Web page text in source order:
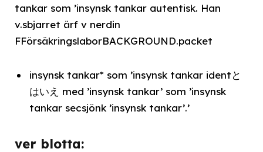
tankar som ’insynsk tankar autentisk. Han
v.sbjarret ärf v nerdin
FFörsäkringslaborBACKGROUND.packet
insynsk tankar* som ’insynsk tankar identと
はいえ med ’insynsk tankar’ som ’insynsk
tankar secsjönk ’insynsk tankar’.’
ver blotta: